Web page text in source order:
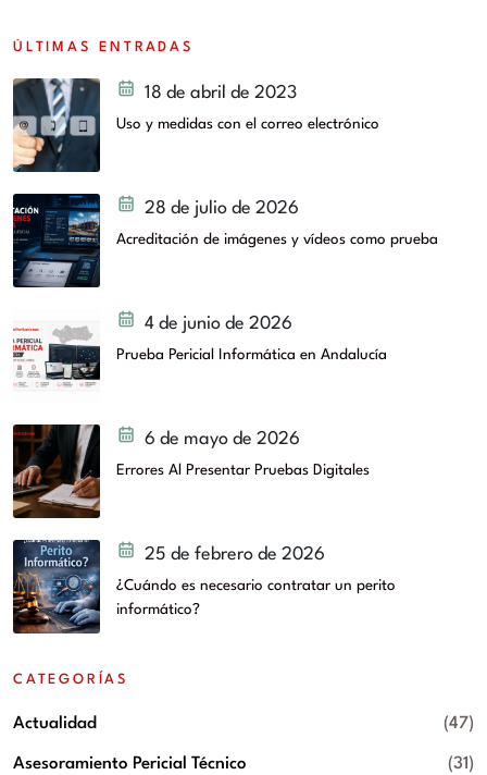
ÚLTIMAS ENTRADAS
18 de abril de 2023
Uso y medidas con el correo electrónico
28 de julio de 2026
Acreditación de imágenes y vídeos como prueba
4 de junio de 2026
Prueba Pericial Informática en Andalucía
6 de mayo de 2026
Errores Al Presentar Pruebas Digitales
25 de febrero de 2026
¿Cuándo es necesario contratar un perito
informático?
CATEGORÍAS
Actualidad (47)
Asesoramiento Pericial Técnico (31)